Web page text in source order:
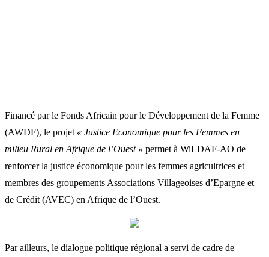
Financé par le Fonds Africain pour le Développement de la Femme
(AWDF), le projet « Justice Economique pour les Femmes en
milieu Rural en Afrique de l’Ouest » permet à WiLDAF-AO de
renforcer la justice économique pour les femmes agricultrices et
membres des groupements Associations Villageoises d’Epargne et
de Crédit (AVEC) en Afrique de l’Ouest.
Par ailleurs, le dialogue politique régional a servi de cadre de